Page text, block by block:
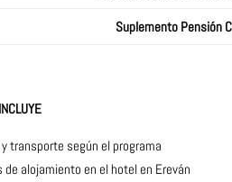
Suplemento Pensión
transporte según el programa
de alojamiento en el hotel en Ereván